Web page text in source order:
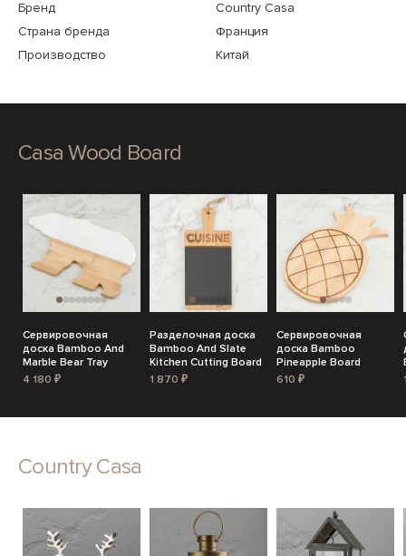
Бренд
Country Casa
Страна бренда
Франция
Производство
Китай
Casa Wood Board
Сервировочная
доска Bamboo And
Marble Bear Tray
4 180 ₽
Разделочная доска
Bamboo And Slate
Kitchen Cutting Board
1 870 ₽
Сервировочная
доска Bamboo
Pineapple Board
610 ₽
Country Casa